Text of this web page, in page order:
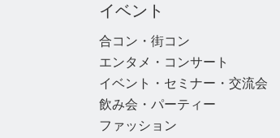
イベント
合コン・街コン
エンタメ・コンサート
イベント・セミナー・交流会
飲み会・パーティー
ファッション